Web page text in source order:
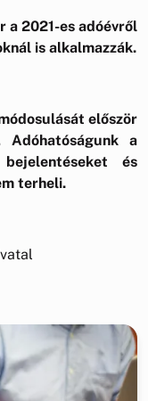
a 2021-es adóévről
is alkalmazzák.
először
a
és
terheli.